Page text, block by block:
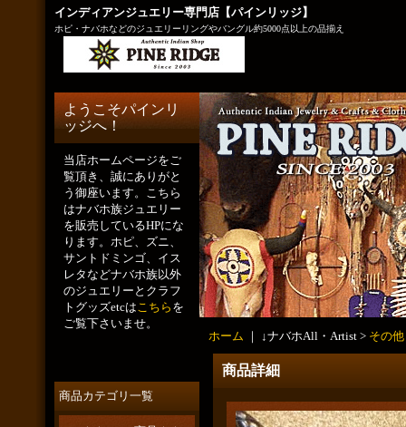
インディアンジュエリー専門店【パインリッジ】
ホピ・ナバホなどのジュエリーリングやバングル約5000点以上の品揃え
ようこそパインリ
ッジへ！
当店ホームページをご
覧頂き、誠にありがと
う御座います。こちら
はナバホ族ジュエリー
を販売しているHPにな
ります。ホピ、ズニ、
サントドミンゴ、イス
レタなどナバホ族以外
のジュエリーとクラフ
トグッズetcはこちら を
ご覧下さいませ。
商品カテゴリ一覧
ホーム ｜ ↓ナバホAll・Artist > その他
商品詳細